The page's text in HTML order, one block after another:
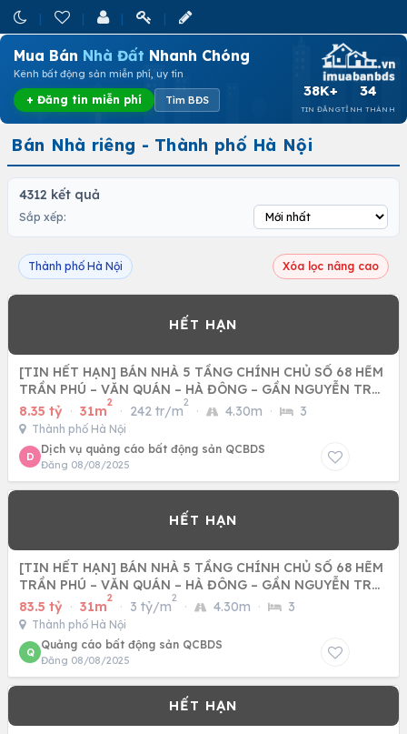
Mua Bán Nhà Đất Nhanh Chóng
Kênh bất động sản miễn phí, uy tín
+ Đăng tin miễn phí Tìm BĐS
38K+
TIN ĐĂNG
34
TỈNH THÀNH
Bán Nhà riêng - Thành phố Hà Nội
4312 kết quả
Sắp xếp:
Thành phố Hà Nội Xóa lọc nâng cao
[TIN HẾT HẠN] BÁN NHÀ 5 TẦNG CHÍNH CHỦ SỐ 68 HẼM
TRẦN PHÚ – VĂN QUÁN – HÀ ĐÔNG – GẦN NGUYỄN TRÃI
– GIÁ 8.35 TỶ
8.35 tỷ · 31m
2
· 242 tr/m
2
· 4.30m · 3
Thành phố Hà Nội
D
Dịch vụ quảng cáo bất động sản QCBDS
Đăng 08/08/2025
[TIN HẾT HẠN] BÁN NHÀ 5 TẦNG CHÍNH CHỦ SỐ 68 HẼM
TRẦN PHÚ – VĂN QUÁN – HÀ ĐÔNG – GẦN NGUYỄN TRÃI
– GIÁ 8.35 TỶ
83.5 tỷ · 31m
2
· 3 tỷ/m
2
· 4.30m · 3
Thành phố Hà Nội
Q
Quảng cáo bất động sản QCBDS
Đăng 08/08/2025